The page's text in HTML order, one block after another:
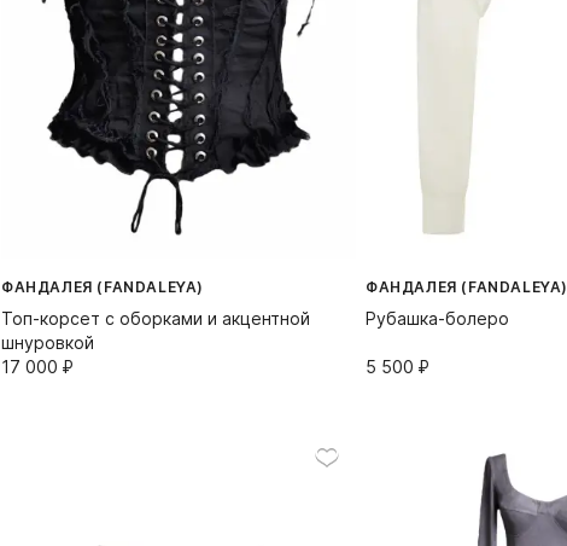
ФАНДАЛЕЯ (FANDALEYA)
Топ-корсет с оборками и акцентной
шнуровкой
17 000⁠ ⁠₽
ФАНДАЛЕЯ (FANDALEYA)
Рубашка-болеро
5 500⁠ ⁠₽